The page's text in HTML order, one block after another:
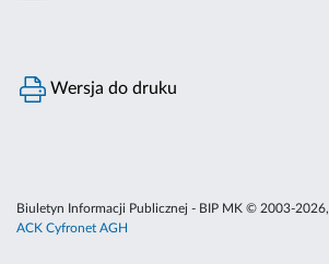
Wersja do druku
Biuletyn Informacji Publicznej - BIP MK © 2003-2026,
ACK Cyfronet AGH